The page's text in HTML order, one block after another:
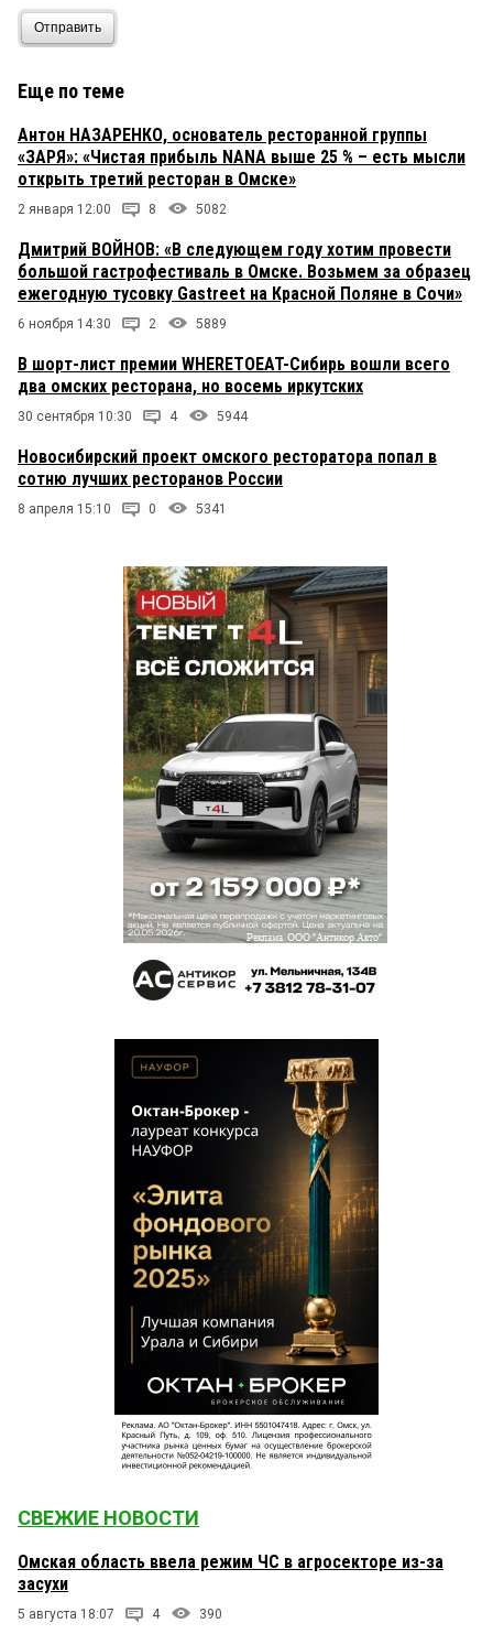
Отправить
Еще по теме
Антон НАЗАРЕНКО, основатель ресторанной группы
«ЗАРЯ»: «Чистая прибыль NANA выше 25 % – есть мысли
открыть третий ресторан в Омске»
2 января 12:00 8 5082
Дмитрий ВОЙНОВ: «В следующем году хотим провести
большой гастрофестиваль в Омске. Возьмем за образец
ежегодную тусовку Gastreet на Красной Поляне в Сочи»
6 ноября 14:30 2 5889
В шорт-лист премии WHERETOEAT-Сибирь вошли всего
два омских ресторана, но восемь иркутских
30 сентября 10:30 4 5944
Новосибирский проект омского ресторатора попал в
сотню лучших ресторанов России
8 апреля 15:10 0 5341
СВЕЖИЕ НОВОСТИ
Омская область ввела режим ЧС в агросекторе из-за
засухи
5 августа 18:07 4 390